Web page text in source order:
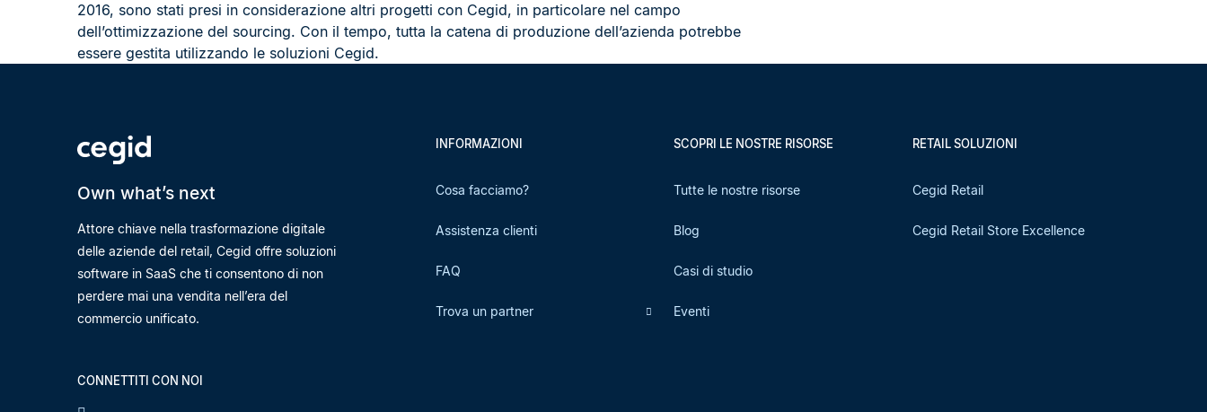
2016, sono stati presi in considerazione altri progetti con Cegid, in particolare nel campo
dell’ottimizzazione del sourcing. Con il tempo, tutta la catena di produzione dell’azienda potrebbe
essere gestita utilizzando le soluzioni Cegid.
Own what’s next
Attore chiave nella trasformazione digitale
delle aziende del retail, Cegid offre soluzioni
software in SaaS che ti consentono di non
perdere mai una vendita nell’era del
commercio unificato.
CONNETTITI CON NOI
INFORMAZIONI
Cosa facciamo?
Assistenza clienti
FAQ
Trova un partner
SCOPRI LE NOSTRE RISORSE
Tutte le nostre risorse
Blog
Casi di studio
Eventi
RETAIL SOLUZIONI
Cegid Retail
Cegid Retail Store Excellence